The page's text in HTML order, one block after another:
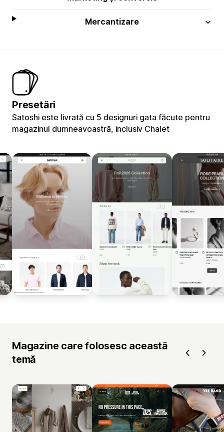
Mercantizare
Presetări
Satoshi este livrată cu 5 designuri gata făcute pentru
magazinul dumneavoastră, inclusiv Chalet
Magazine care folosesc această
temă